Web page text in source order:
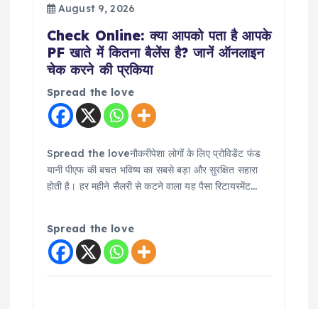
August 9, 2026
Check Online: क्या आपको पता है आपके
PF खाते में कितना बैलेंस है? जानें ऑनलाइन
चेक करने की प्रकिया
Spread the love
Spread the loveनौकरीपेशा लोगों के लिए प्रोविडेंट फंड
यानी पीएफ की बचत भविष्य का सबसे बड़ा और सुरक्षित सहारा
होती है। हर महीने सैलरी से कटने वाला यह पैसा रिटायरमेंट…
Spread the love